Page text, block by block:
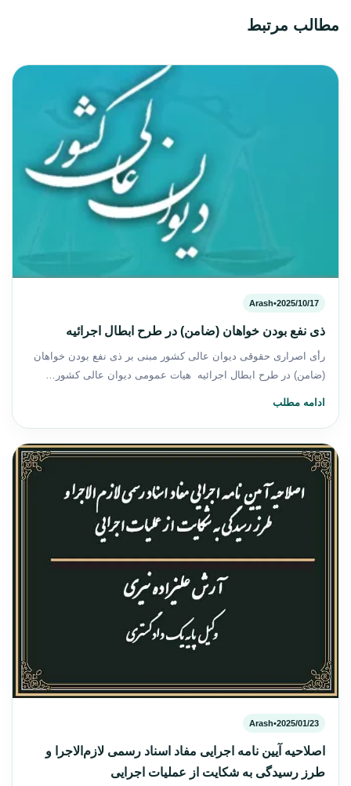
مطالب مرتبط
2025/10/17
•
Arash
ذی نفع بودن خواهان (ضامن) در طرح ابطال اجرائیه
رأی اصراری حقوقی دیوان عالی کشور مبنی بر ذی نفع بودن خواهان
(ضامن) در طرح ابطال اجرائیه هیات عمومی دیوان عالی کشور…
ادامه مطلب
2025/01/23
•
Arash
اصلاحیه آیین نامه اجرایی مفاد اسناد رسمی لازم‌الاجرا و
طرز رسیدگی به شکایت از عملیات اجرایی